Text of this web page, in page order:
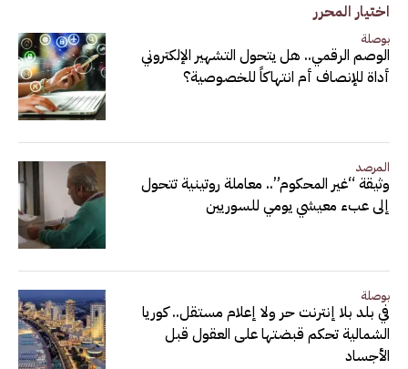
اختيار المحرر
بوصلة
الوصم الرقمي.. هل يتحول التشهير الإلكتروني
أداة للإنصاف أم انتهاكاً للخصوصية؟
المرصد
وثيقة “غير المحكوم”.. معاملة روتينية تتحول
إلى عبء معيشي يومي للسوريين
بوصلة
في بلد بلا إنترنت حر ولا إعلام مستقل.. كوريا
الشمالية تحكم قبضتها على العقول قبل
الأجساد